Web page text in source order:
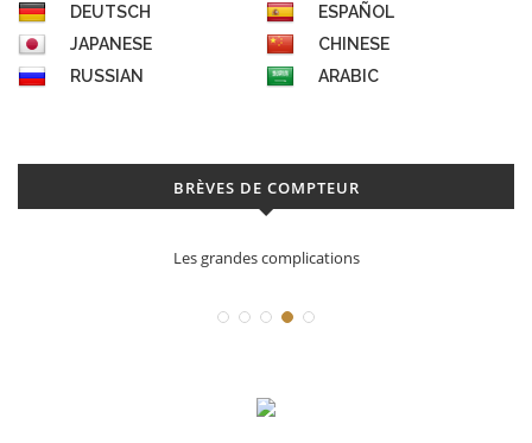
DEUTSCH
ESPAÑOL
JAPANESE
CHINESE
RUSSIAN
ARABIC
BRÈVES DE COMPTEUR
Les grandes complications